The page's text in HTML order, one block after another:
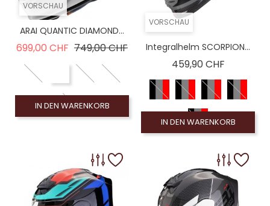
VORSCHAU
ARAI QUANTIC DIAMOND...
699,00 CHF Verkaufspreis
749,00 CHFPreis
IN DEN WARENKORB
VORSCHAU
Integralhelm SCORPION...
459,90 CHFPreis
IN DEN WARENKORB